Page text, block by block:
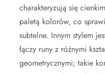
charakteryzują się
paletą kolorów, co
subtelne. Innym stylem
łączy runy z różnymi
geometrycznymi; takie